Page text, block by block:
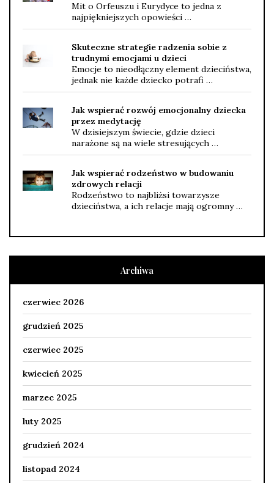
Mit o Orfeuszu i Eurydyce to jedna z
najpiękniejszych opowieści …
Skuteczne strategie radzenia sobie z
trudnymi emocjami u dzieci
Emocje to nieodłączny element dzieciństwa,
jednak nie każde dziecko potrafi …
Jak wspierać rozwój emocjonalny dziecka
przez medytację
W dzisiejszym świecie, gdzie dzieci
narażone są na wiele stresujących …
Jak wspierać rodzeństwo w budowaniu
zdrowych relacji
Rodzeństwo to najbliżsi towarzysze
dzieciństwa, a ich relacje mają ogromny …
Archiwa
czerwiec 2026
grudzień 2025
czerwiec 2025
kwiecień 2025
marzec 2025
luty 2025
grudzień 2024
listopad 2024